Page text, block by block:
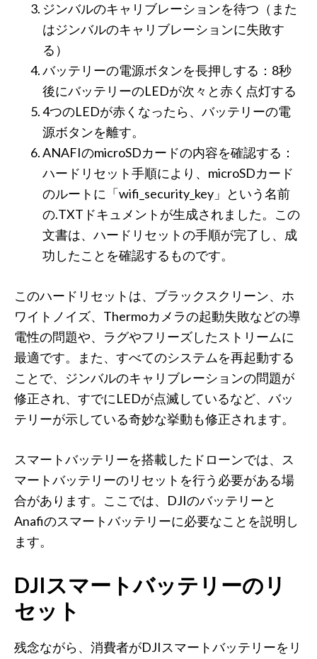
ジンバルのキャリブレーションを待つ（また
はジンバルのキャリブレーションに失敗す
る）
バッテリーの電源ボタンを長押しする：8秒
後にバッテリーのLEDが次々と赤く点灯する
4つのLEDが赤くなったら、バッテリーの電
源ボタンを離す。
ANAFIのmicroSDカードの内容を確認する：
ハードリセット手順により、microSDカード
のルートに「wifi_security_key」という名前
の.TXTドキュメントが生成されました。この
文書は、ハードリセットの手順が完了し、成
功したことを確認するものです。
このハードリセットは、ブラックスクリーン、ホ
ワイトノイズ、Thermoカメラの起動失敗などの導
電性の問題や、ラグやフリーズしたストリームに
最適です。また、すべてのシステムを再起動する
ことで、ジンバルのキャリブレーションの問題が
修正され、すでにLEDが点滅しているなど、バッ
テリーが示している奇妙な挙動も修正されます。
スマートバッテリーを搭載したドローンでは、ス
マートバッテリーのリセットを行う必要がある場
合があります。ここでは、DJIのバッテリーと
Anafiのスマートバッテリーに必要なことを説明し
ます。
DJIスマートバッテリーのリ
セット
残念ながら、消費者がDJIスマートバッテリーをリ